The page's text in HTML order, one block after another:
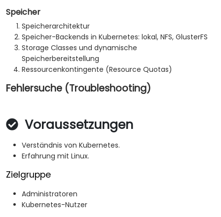
Speicher
Speicherarchitektur
Speicher-Backends in Kubernetes: lokal, NFS, GlusterFS
Storage Classes und dynamische
Speicherbereitstellung
Ressourcenkontingente (Resource Quotas)
Fehlersuche (Troubleshooting)
Voraussetzungen
Verständnis von Kubernetes.
Erfahrung mit Linux.
Zielgruppe
Administratoren
Kubernetes-Nutzer